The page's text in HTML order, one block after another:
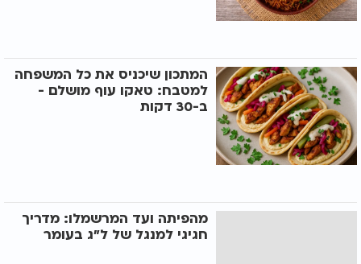
המתכון שיכניס את כל המשפחה
למטבח: טאקו עוף מושלם -
ב-30 דקות
מהפיתה ועד המרשמלו: מדריך
חגיגי למנגל של ל"ג בעומר